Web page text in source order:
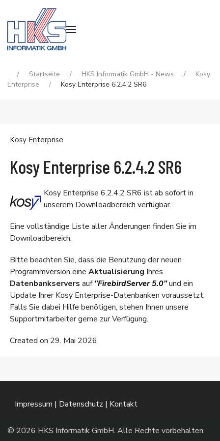
Startseite HKS Informatik GmbH - News
Kosy
Enterprise
Kosy Enterprise 6.2.4.2 SR6
Kosy Enterprise
Kosy Enterprise 6.2.4.2 SR6
Kosy Enterprise 6.2.4.2 SR6 ist ab sofort in
unserem Downloadbereich verfügbar.
Eine vollständige Liste aller Änderungen finden Sie im
Downloadbereich.
Bitte beachten Sie, dass die Benutzung der neuen
Programmversion eine Aktualisierung Ihres
Datenbankservers auf"FirebirdServer 5.0"und ein
Update Ihrer Kosy Enterprise-Datenbanken voraussetzt.
Falls Sie dabei Hilfe benötigen, stehen Ihnen unsere
Supportmitarbeiter gerne zur Verfügung.
Created on 29. Mai 2026.
Impressum | Datenschutz | Kontakt
© 2026 HKS Informatik GmbH. Alle Rechte vorbehalten.